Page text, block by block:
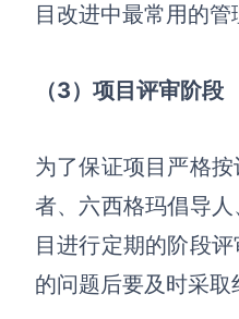
目改进中最常用的管
（3） 项目评审阶段
为了保证项目严格
者、六西格玛倡导
目进行定期的阶段
的问题后要及时采取